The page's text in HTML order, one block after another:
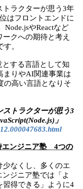
トラクターが思う3年
はフロントエンドに
Node.jsやReactなど
クへの期待と考え
。
とする言語として知
まりやAI関連事業は
の高い言語となりそ
ストラクターが思う3
」
エンジニア塾 4つの
少なくし、多くのエ
ジニア塾では「よ
習得できる」ように4